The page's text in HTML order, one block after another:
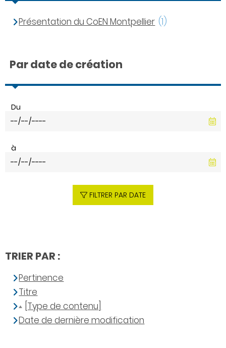
Présentation du CoEN Montpellier (1)
Par date de création
Du
à
FILTRER PAR DATE
TRIER PAR :
Pertinence
Titre
[Type de contenu]
Date de dernière modification